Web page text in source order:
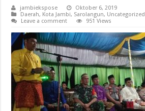
jambiekspose
Oktober 6, 2019
Daerah, Kota Jambi, Sarolangun, Uncategorized
Leave a comment
951 Views